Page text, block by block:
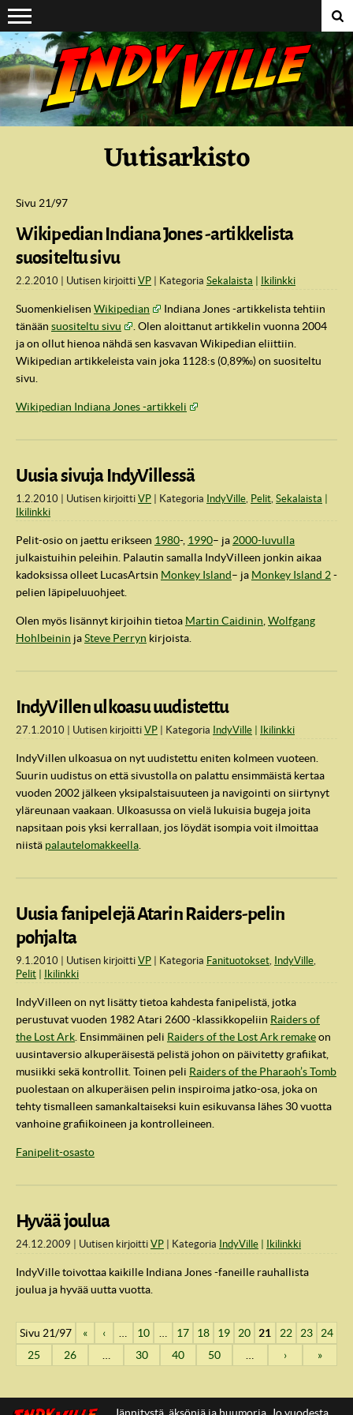
Suoraan sisältöön
Uutisarkisto
Sivu 21/97
Wikipedian Indiana Jones -artikkelista
suositeltu sivu
2.2.2010 Uutisen kirjoitti VP Kategoria Sekalaista Ikilinkki
Suomenkielisen Wikipedian
Indiana Jones -artikkelista tehtiin
tänään suositeltu sivu
. Olen aloittanut artikkelin vuonna 2004
ja on ollut hienoa nähdä sen kasvavan Wikipedian eliittiin.
Wikipedian artikkeleista vain joka 1128:s (0,89‰) on suositeltu
sivu.
Wikipedian Indiana Jones -artikkeli
Uusia sivuja IndyVillessä
1.2.2010 Uutisen kirjoitti VP Kategoria IndyVille Pelit Sekalaista
Ikilinkki
Pelit-osio on jaettu erikseen 1980-, 1990– ja 2000-luvulla
julkaistuihin peleihin. Palautin samalla IndyVilleen jonkin aikaa
kadoksissa olleet LucasArtsin Monkey Island– ja Monkey Island 2-
pelien läpipeluuohjeet.
Olen myös lisännyt kirjoihin tietoa Martin Caidinin Wolfgang
Hohlbeinin jaSteve Perryn kirjoista.
IndyVillen ulkoasu uudistettu
27.1.2010 Uutisen kirjoitti VP Kategoria IndyVille Ikilinkki
IndyVillen ulkoasua on nyt uudistettu eniten kolmeen vuoteen.
Suurin uudistus on että sivustolla on palattu ensimmäistä kertaa
vuoden 2002 jälkeen yksipalstaisuuteen ja navigointi on siirtynyt
yläreunaan vaakaan. Ulkoasussa on vielä lukuisia bugeja joita
napsitaan pois yksi kerrallaan, jos löydät isompia voit ilmoittaa
niistä palautelomakkeella
Uusia fanipelejä Atarin Raiders-pelin
pohjalta
9.1.2010 Uutisen kirjoitti VP Kategoria Fanituotokset IndyVille
Pelit
Ikilinkki
IndyVilleen on nyt lisätty tietoa kahdesta fanipelistä, jotka
perustuvat vuoden 1982 Atari 2600 -klassikkopeliin Raiders of
the Lost Ark . Ensimmäinen peli Raiders of the Lost Ark remakeon
uusintaversio alkuperäisestä pelistä johon on päivitetty grafiikat,
musiikki sekä kontrollit. Toinen peli Raiders of the Pharaoh’s Tomb
puolestaan on alkuperäisen pelin inspiroima jatko-osa, joka on
tehty tismalleen samankaltaiseksi kuin esikuvansa lähes 30 vuotta
vanhoine grafiikoineen ja kontrolleineen.
Fanipelit-osasto
Hyvää joulua
24.12.2009 Uutisen kirjoitti VP Kategoria IndyVille Ikilinkki
IndyVille toivottaa kaikille Indiana Jones -faneille rauhallista
joulua ja hyvää uutta vuotta.
Sivu 21/97 « ‹ … 10 … 17 18 19 20 21 22 23
24
25
26 … 30 40 50 … › »